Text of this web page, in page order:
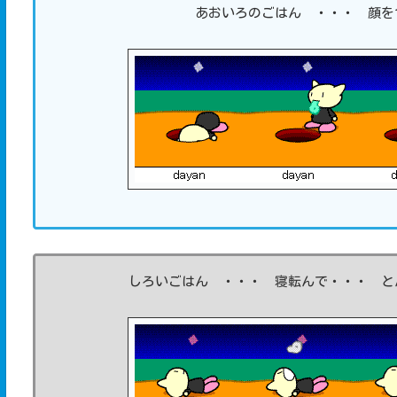
あおいろのごはん ・・・ 顔を
しろいごはん ・・・ 寝転んで・・・ と